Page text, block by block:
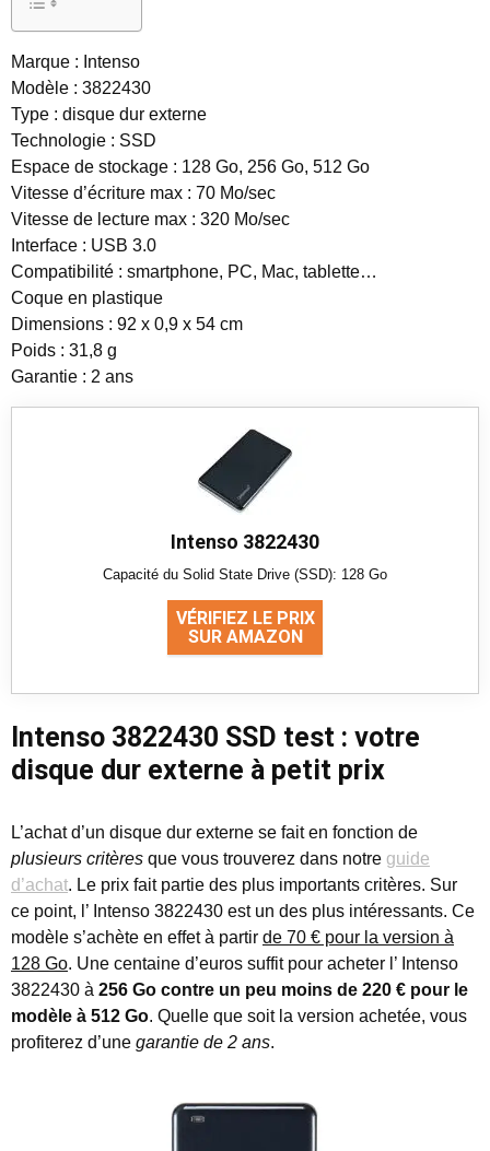
Marque : Intenso
Modèle : 3822430
Type : disque dur externe
Technologie : SSD
Espace de stockage : 128 Go, 256 Go, 512 Go
Vitesse d’écriture max : 70 Mo/sec
Vitesse de lecture max : 320 Mo/sec
Interface : USB 3.0
Compatibilité : smartphone, PC, Mac, tablette…
Coque en plastique
Dimensions : 92 x 0,9 x 54 cm
Poids : 31,8 g
Garantie : 2 ans
Intenso 3822430
Capacité du Solid State Drive (SSD): 128 Go
VÉRIFIEZ LE PRIX
SUR AMAZON
Intenso 3822430 SSD test : votre
disque dur externe à petit prix
L’achat d’un disque dur externe se fait en fonction de
plusieurs critères que vous trouverez dans notre guide
d’achat. Le prix fait partie des plus importants critères. Sur
ce point, l’ Intenso 3822430 est un des plus intéressants. Ce
modèle s’achète en effet à partir de 70 € pour la version à
128 Go. Une centaine d’euros suffit pour acheter l’ Intenso
3822430 à 256 Go contre un peu moins de 220 € pour le
modèle à 512 Go. Quelle que soit la version achetée, vous
profiterez d’une garantie de 2 ans.